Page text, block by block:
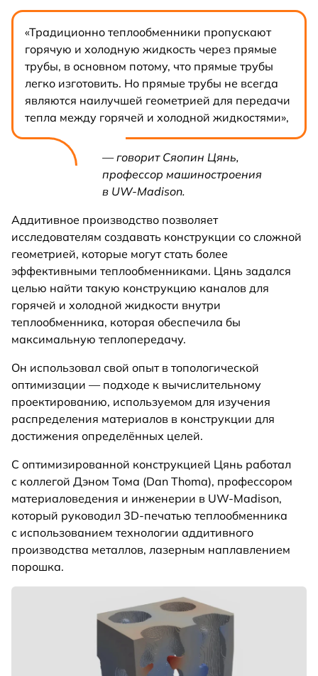
«Традиционно теплообменники пропускают
горячую и холодную жидкость через прямые
трубы, в основном потому, что прямые трубы
легко изготовить. Но прямые трубы не всегда
являются наилучшей геометрией для передачи
тепла между горячей и холодной жидкостями»,
— говорит Сяопин Цянь,
профессор машиностроения
в UW-Madison.
Аддитивное производство позволяет
исследователям создавать конструкции со сложной
геометрией, которые могут стать более
эффективными теплообменниками. Цянь задался
целью найти такую конструкцию каналов для
горячей и холодной жидкости внутри
теплообменника, которая обеспечила бы
максимальную теплопередачу.
Он использовал свой опыт в топологической
оптимизации — подходе к вычислительному
проектированию, используемом для изучения
распределения материалов в конструкции для
достижения определённых целей.
С оптимизированной конструкцией Цянь работал
с коллегой Дэном Тома (Dan Thoma), профессором
материаловедения и инженерии в UW-Madison,
который руководил 3D-печатью теплообменника
с использованием технологии аддитивного
производства металлов, лазерным наплавлением
порошка.